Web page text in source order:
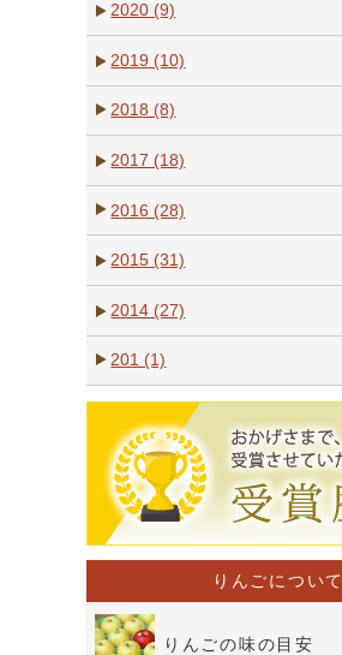
2020 (9)
2019 (10)
2018 (8)
2017 (18)
2016 (28)
2015 (31)
2014 (27)
201 (1)
りんごについて
りんごの味の目安